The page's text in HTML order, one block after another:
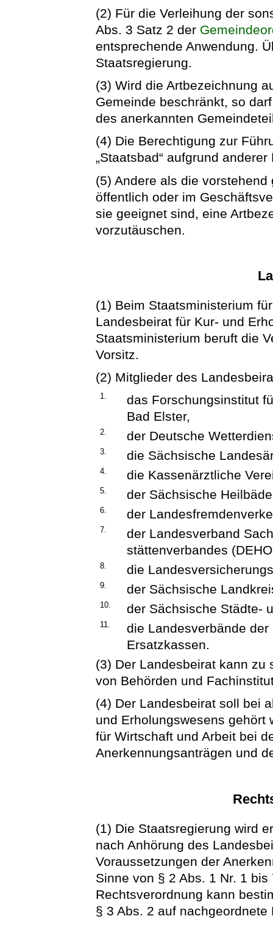
(2) Für die Verleihung der
Abs. 3 Satz 2 der
entsprechende Anwendung.
Staatsregierung.
(3) Wird die Artbezeichnung
Gemeinde beschränkt, so
des anerkannten
(4) Die Berechtigung zur
„Staatsbad“ aufgrund
(5) Andere als die
öffentlich oder im
sie geeignet sind, eine
vorzutäuschen.
(1) Beim Staatsministerium
Landesbeirat für Kur- und
Staatsministerium beruft die
Vorsitz.
(2) Mitglieder des
1.
das Forschungsinstitut
Bad Elster,
2. der Deutsche
3. die Sächsische
4. die Kassenärztliche
5. der Sächsische
6. der
7.
der Landesverband
stättenverbandes
8. die
9. der Sächsische
10. der Sächsische Städte-
11.
die Landesverbände
Ersatzkassen.
(3) Der Landesbeirat kann zu
von Behörden und
(4) Der Landesbeirat soll bei
und Erholungswesens gehört
für Wirtschaft und Arbeit bei
Anerkennungsanträgen und
(1) Die Staatsregierung wird
nach Anhörung des
Voraussetzungen der
Sinne von § 2 Abs. 1 Nr. 1
Rechtsverordnung kann
§ 3 Abs. 2 auf